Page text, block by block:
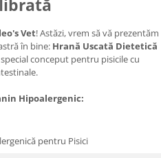
Vet! Astăzi, vrem să vă prezentăm
în bine: Hrană Uscată Dietetică
conceput pentru pisicile cu
Hipoalergenic:
pentru Pisici